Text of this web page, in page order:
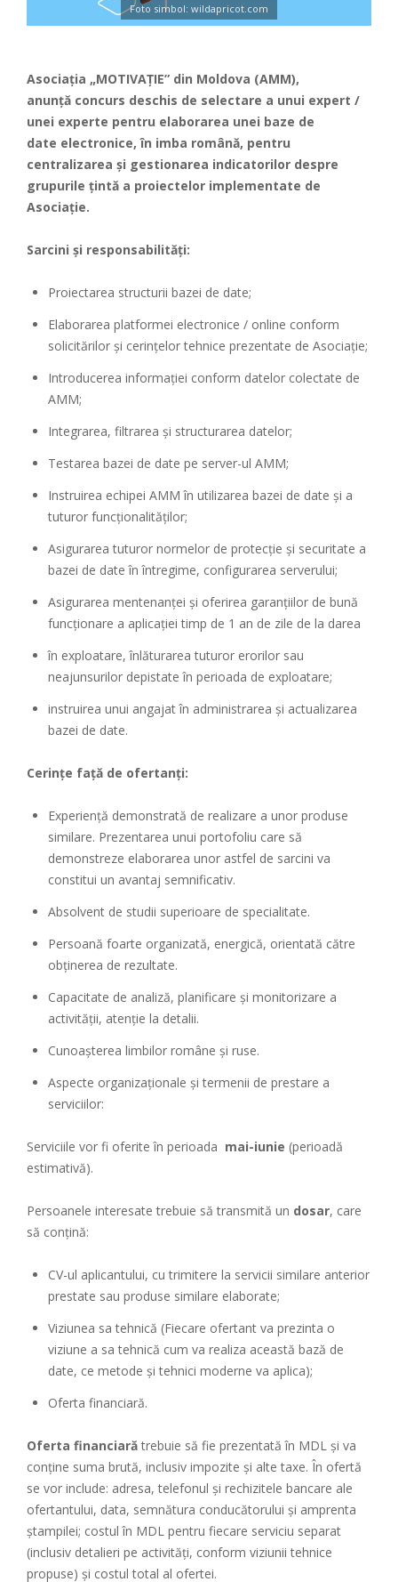
Foto simbol: wildapricot.com
Asociaţia „MOTIVAŢIE” din Moldova (AMM),
anunță concurs deschis de selectare a unui expert /
unei experte pentru elaborarea unei baze de
date electronice, în imba română, pentru
centralizarea și gestionarea indicatorilor despre
grupurile țintă a proiectelor implementate de
Asociație.
Sarcini și responsabilități:
Proiectarea structurii bazei de date;
Elaborarea platformei electronice / online conform
solicitărilor și cerințelor tehnice prezentate de Asociație;
Introducerea informației conform datelor colectate de
AMM;
Integrarea, filtrarea și structurarea datelor;
Testarea bazei de date pe server-ul AMM;
Instruirea echipei AMM în utilizarea bazei de date și a
tuturor funcționalităților;
Asigurarea tuturor normelor de protecție și securitate a
bazei de date în întregime, configurarea serverului;
Asigurarea mentenanței și oferirea garanțiilor de bună
funcționare a aplicației timp de 1 an de zile de la darea
în exploatare, înlăturarea tuturor erorilor sau
neajunsurilor depistate în perioada de exploatare;
instruirea unui angajat în administrarea și actualizarea
bazei de date.
Cerințe față de ofertanți:
Experiență demonstrată de realizare a unor produse
similare. Prezentarea unui portofoliu care să
demonstreze elaborarea unor astfel de sarcini va
constitui un avantaj semnificativ.
Absolvent de studii superioare de specialitate.
Persoană foarte organizată, energică, orientată către
obținerea de rezultate.
Capacitate de analiză, planificare și monitorizare a
activității, atenție la detalii.
Cunoașterea limbilor române și ruse.
Aspecte organizaționale și termenii de prestare a
serviciilor:
Serviciile vor fi oferite în perioada mai-iunie (perioadă
estimativă).
Persoanele interesate trebuie să transmită un dosar, care
să conțină:
CV-ul aplicantului, cu trimitere la servicii similare anterior
prestate sau produse similare elaborate;
Viziunea sa tehnică (Fiecare ofertant va prezinta o
viziune a sa tehnică cum va realiza această bază de
date, ce metode și tehnici moderne va aplica);
Oferta financiară.
Oferta financiarătrebuie să fie prezentată în MDL și va
conține suma brută, inclusiv impozite și alte taxe. În ofertă
se vor include: adresa, telefonul și rechizitele bancare ale
ofertantului, data, semnătura conducătorului și amprenta
ștampilei; costul în MDL pentru fiecare serviciu separat
(inclusiv detalieri pe activități, conform viziunii tehnice
propuse) și costul total al ofertei.